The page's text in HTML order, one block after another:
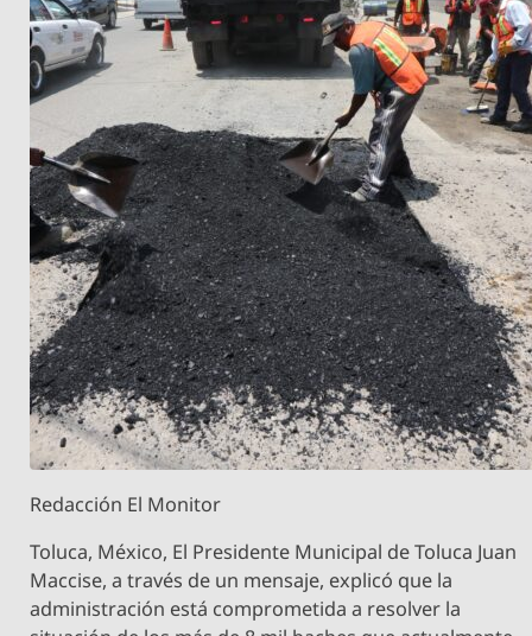
Redacción El Monitor
Toluca, México, El Presidente Municipal de Toluca Juan
Maccise, a través de un mensaje, explicó que la
administración está comprometida a resolver la